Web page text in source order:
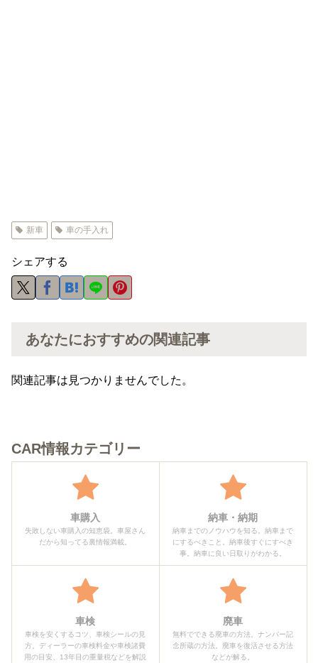
新車 車の手入れ
シェアする
あなたにおすすめの関連記事
関連記事は見つかりませんでした。
CAR情報カテゴリー
車購入
失敗しない車購入の知恵袋。車屋さん
だから知ってる裏情報満載。
納車・納期
納車までのノウハウを知る。納車まで
にするべきこと。納車後すぐにすべき
事。納車に良い日取りがわかる。
車検
車検を安くするコツ、車検シールの見
方。ディーラーの車検料金や車検諸費
用の目安、13年目の重量税などを解説
廃車
無料でできる廃車の方法。ナンバー記
念所蔵の方法。廃車を復活させる方法
などが解る。